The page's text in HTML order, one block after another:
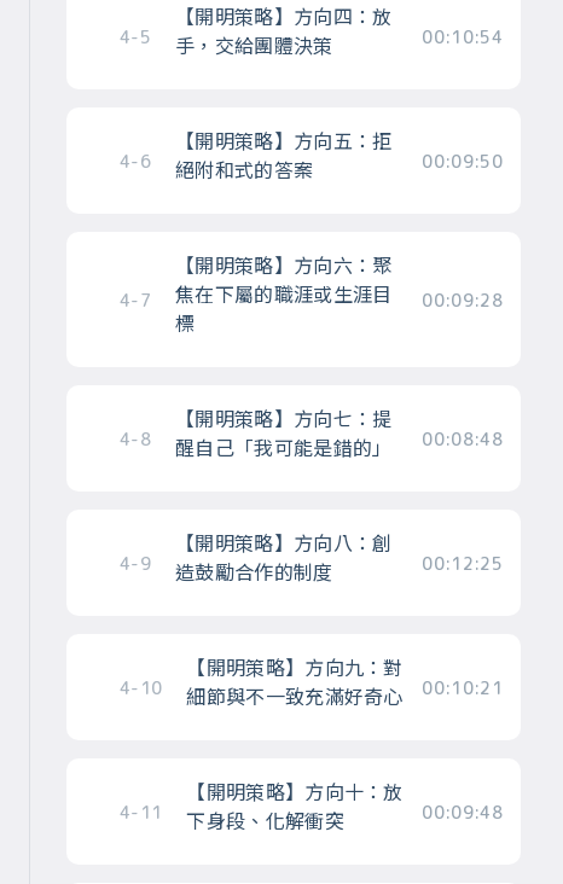
4-5
【開明策略】方向四：放
手，交給團體決策
00:10:54
4-6
【開明策略】方向五：拒
絕附和式的答案
00:09:50
4-7
【開明策略】方向六：聚
焦在下屬的職涯或生涯目
標
00:09:28
4-8
【開明策略】方向七：提
醒自己「我可能是錯的」
00:08:48
4-9
【開明策略】方向八：創
造鼓勵合作的制度
00:12:25
4-10
【開明策略】方向九：對
細節與不一致充滿好奇心
00:10:21
4-11
【開明策略】方向十：放
下身段、化解衝突
00:09:48